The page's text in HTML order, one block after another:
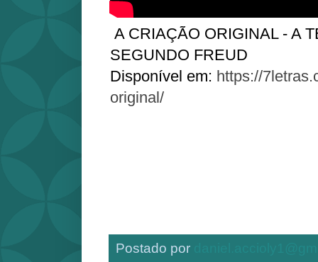
A CRIAÇÃO ORIGINAL - A
SEGUNDO FREUD
Disponível em: https://
original/
Postado por